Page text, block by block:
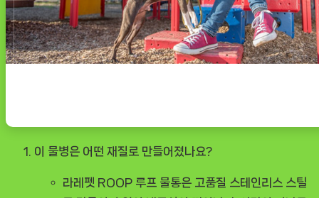
이 물병은 어떤 재질로 만들어졌나요?
라레펫 ROOP 루프 물통은 고품질 스테인리스 스틸